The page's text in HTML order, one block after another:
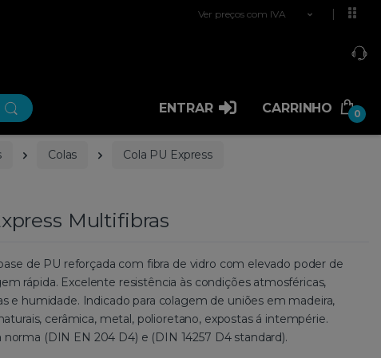
Ver preços com IVA
ENTRAR CARRINHO 0
Colas
Cola PU Express
Multifibras
de PU reforçada com fibra de vidro com elevado poder de
rápida. Excelente resistência às condições atmosféricas,
e humidade. Indicado para colagem de uniões em madeira,
cerâmica, metal, polioretano, expostas á intempérie.
(DIN EN 204 D4) e (DIN 14257 D4 standard).